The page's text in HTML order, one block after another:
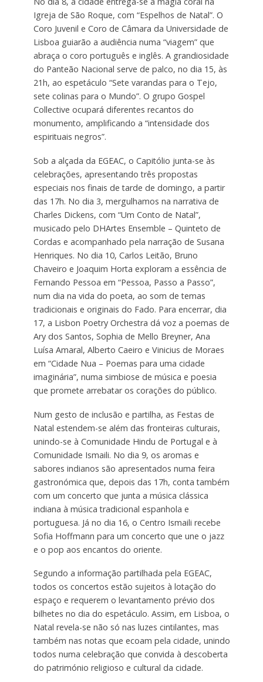
Igreja de São Roque, com “Espelhos de Natal”. O
Coro Juvenil e Coro de Câmara da Universidade de
Lisboa guiarão a audiência numa “viagem” que
abraça o coro português e inglês. A grandiosidade
do Panteão Nacional serve de palco, no dia 15, às
21h, ao espetáculo “Sete varandas para o Tejo,
sete colinas para o Mundo”. O grupo Gospel
Collective ocupará diferentes recantos do
monumento, amplificando a “intensidade dos
espirituais negros”.
Sob a alçada da EGEAC, o Capitólio junta-se às
celebrações, apresentando três propostas
especiais nos finais de tarde de domingo, a partir
das 17h. No dia 3, mergulhamos na narrativa de
Charles Dickens, com “Um Conto de Natal”,
musicado pelo DHArtes Ensemble – Quinteto de
Cordas e acompanhado pela narração de Susana
Henriques. No dia 10, Carlos Leitão, Bruno
Chaveiro e Joaquim Horta exploram a essência de
Fernando Pessoa em “Pessoa, Passo a Passo”,
num dia na vida do poeta, ao som de temas
tradicionais e originais do Fado. Para encerrar, dia
17, a Lisbon Poetry Orchestra dá voz a poemas de
Ary dos Santos, Sophia de Mello Breyner, Ana
Luísa Amaral, Alberto Caeiro e Vinicius de Moraes
em “Cidade Nua – Poemas para uma cidade
imaginária”, numa simbiose de música e poesia
que promete arrebatar os corações do público.
Num gesto de inclusão e partilha, as Festas de
Natal estendem-se além das fronteiras culturais,
unindo-se à Comunidade Hindu de Portugal e à
Comunidade Ismaili. No dia 9, os aromas e
sabores indianos são apresentados numa feira
gastronómica que, depois das 17h, conta também
com um concerto que junta a música clássica
indiana à música tradicional espanhola e
portuguesa. Já no dia 16, o Centro Ismaili recebe
Sofia Hoffmann para um concerto que une o jazz
e o pop aos encantos do oriente.
Segundo a informação partilhada pela EGEAC,
todos os concertos estão sujeitos à lotação do
espaço e requerem o levantamento prévio dos
bilhetes no dia do espetáculo. Assim, em Lisboa, o
Natal revela-se não só nas luzes cintilantes, mas
também nas notas que ecoam pela cidade, unindo
todos numa celebração que convida à descoberta
do património religioso e cultural da cidade.